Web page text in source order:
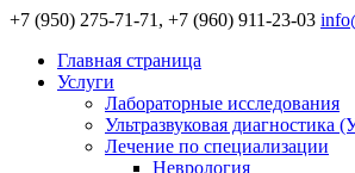
+7 (950) 275-71-71, +7 (960) 911-23-03
Главная страница
Услуги
Лабораторные исследования
Ультразвуковая диагностика
Лечение по специализации
Неврология